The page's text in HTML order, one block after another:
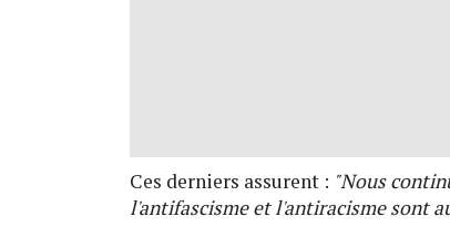
Ces derniers assurent : "Nous
l'antifascisme et l'antiracisme sont